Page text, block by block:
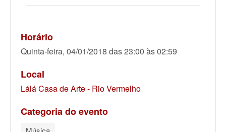
Horário
Quinta-feira, 04/01/2018 das 23:00 às 02:59
Local
Lálá Casa de Arte - Rio Vermelho
Categoria do evento